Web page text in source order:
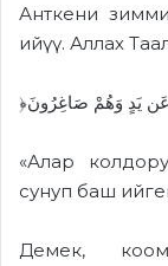
Анткени
ийүү. Аллах
«Алар
сунуп баш
Демек,